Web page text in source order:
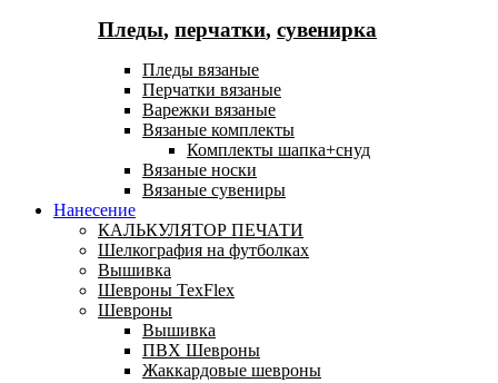
Пледы, перчатки, сувенирка
Пледы вязаные
Перчатки вязаные
Варежки вязаные
Вязаные комплекты
Комплекты шапка+снуд
Вязаные носки
Вязаные сувениры
Нанесение
КАЛЬКУЛЯТОР ПЕЧАТИ
Шелкография на футболках
Вышивка
Шевроны TexFlex
Шевроны
Вышивка
ПВХ Шевроны
Жаккардовые шевроны